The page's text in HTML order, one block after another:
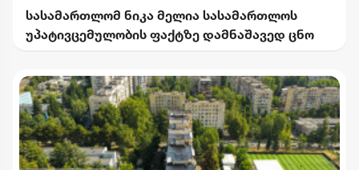
სასამართლომ ნიკა მელია სასამართლოს
უპატივცემულობის ფაქტზე დამნაშავედ ცნო